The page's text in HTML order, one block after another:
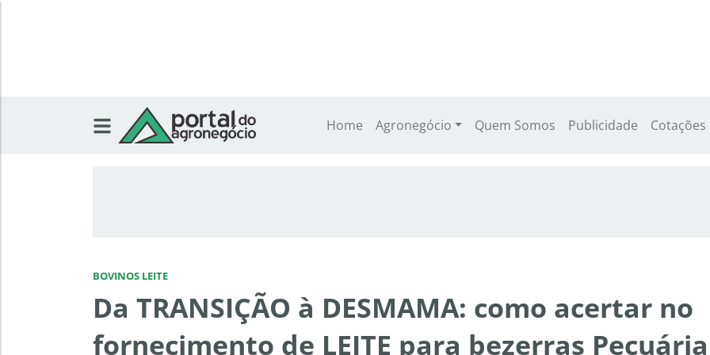
Home Agronegócio Quem Somos Publicidade Cotações
BOVINOS LEITE
Da TRANSIÇÃO à DESMAMA: como acertar no
fornecimento de LEITE para bezerras Pecuária